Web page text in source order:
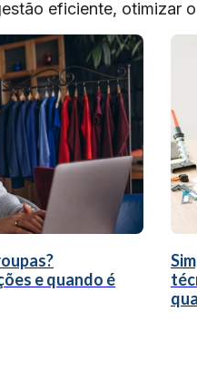
eficiente, otimizar
e quando é